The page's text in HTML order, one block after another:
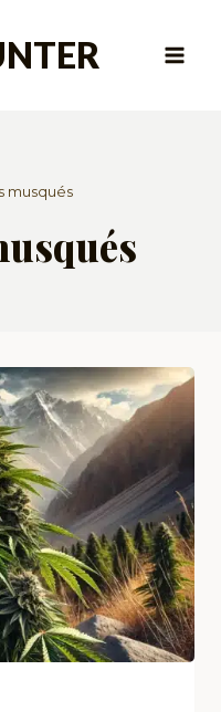
musqués